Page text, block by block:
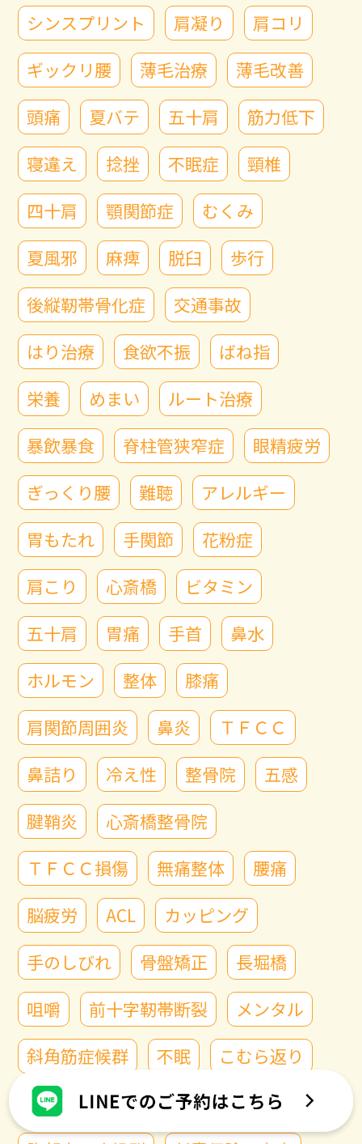
シンスプリント
肩凝り
肩コリ
ギックリ腰
薄毛治療
薄毛改善
頭痛
夏バテ 五十肩
筋力低下
寝違え
捻挫 不眠症
頸椎
四十肩
顎関節症
むくみ
夏風邪
麻痺 脱臼
歩行
後縦靭帯骨化症
交通事故
はり治療
食欲不振
ばね指
栄養
めまい
ルート治療
暴飲暴食
脊柱管狭窄症
眼精疲労
ぎっくり腰
難聴
アレルギー
胃もたれ
手関節
花粉症
肩こり
心斎橋
ビタミン
五十肩
胃痛 手首
鼻水
ホルモン
整体
膝痛
肩関節周囲炎
鼻炎
ＴＦＣＣ
鼻詰り
冷え性 整骨院
五感
腱鞘炎
心斎橋整骨院
ＴＦＣＣ損傷
無痛整体
腰痛
脳疲労
ACL
カッピング
手のしびれ
骨盤矯正
長堀橋
咀嚼
前十字靭帯断裂
メンタル
斜角筋症候群
不眠
こむら返り
骨粗鬆症
半月板
精神